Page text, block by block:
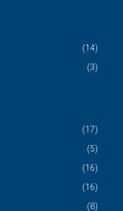
(14)
(3)
(17)
(5)
(16)
(16)
(8)